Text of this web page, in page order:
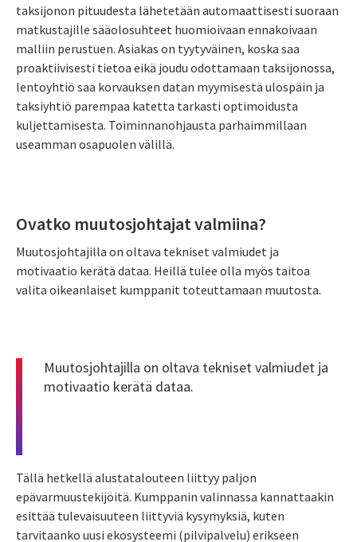
taksijonon pituudesta lähetetään automaattisesti suoraan
matkustajille sääolosuhteet huomioivaan ennakoivaan
malliin perustuen. Asiakas on tyytyväinen, koska saa
proaktiivisesti tietoa eikä joudu odottamaan taksijonossa,
lentoyhtiö saa korvauksen datan myymisestä ulospäin ja
taksiyhtiö parempaa katetta tarkasti optimoidusta
kuljettamisesta. Toiminnanohjausta parhaimmillaan
useamman osapuolen välillä.
Ovatko muutosjohtajat valmiina?
Muutosjohtajilla on oltava tekniset valmiudet ja
motivaatio kerätä dataa. Heillä tulee olla myös taitoa
valita oikeanlaiset kumppanit toteuttamaan muutosta.
Muutosjohtajilla on oltava tekniset valmiudet ja
motivaatio kerätä dataa.
Tällä hetkellä alustatalouteen liittyy paljon
epävarmuustekijöitä. Kumppanin valinnassa kannattaakin
esittää tulevaisuuteen liittyviä kysymyksiä, kuten
tarvitaanko uusi ekosysteemi (pilvipalvelu) erikseen